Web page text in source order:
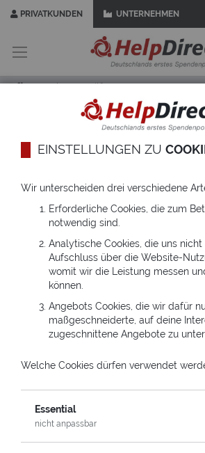
PRIVATKUNDEN UNTERNEHMEN
I
Startseite Hilfe & FAQ
HILFE & FAQ
Antworten zu allen Bereichen des
Solltest auf du dieser Seite keine
deine Frage finden, kannst du uns auch
WORAUS BESTEHEN
Unsere HelpCards werden aus einem
abbaubarem BioPolymer hergestellt
nicht die Umwelt.
ERSTELLUNG DER HELPCARD?
EINSTELLUNGEN ZU
Wir unterscheiden drei verschiedene
Erforderliche Cookies, die zum
notwendig sind.
Analytische Cookies, die uns
Aufschluss über die Website-
womit wir die Leistung messen
können.
Angebots Cookies, die wir dafür
maßgeschneiderte, auf deine
zugeschnittene Angebote zu
Welche Cookies dürfen verwendet
Essential
nicht anpassbar